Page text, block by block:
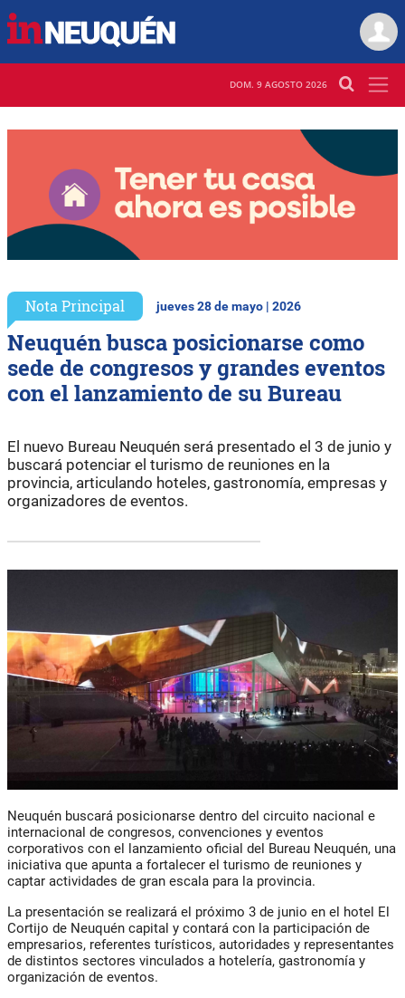
DOM. 9 AGOSTO 2026
Nota Principal jueves 28 de mayo | 2026
Neuquén busca posicionarse como
sede de congresos y grandes eventos
con el lanzamiento de su Bureau
El nuevo Bureau Neuquén será presentado el 3 de junio y
buscará potenciar el turismo de reuniones en la
provincia, articulando hoteles, gastronomía, empresas y
organizadores de eventos.
Neuquén buscará posicionarse dentro del circuito nacional e
internacional de congresos, convenciones y eventos
corporativos con el lanzamiento oficial del Bureau Neuquén, una
iniciativa que apunta a fortalecer el turismo de reuniones y
captar actividades de gran escala para la provincia.
La presentación se realizará el próximo 3 de junio en el hotel El
Cortijo de Neuquén capital y contará con la participación de
empresarios, referentes turísticos, autoridades y representantes
de distintos sectores vinculados a hotelería, gastronomía y
organización de eventos.